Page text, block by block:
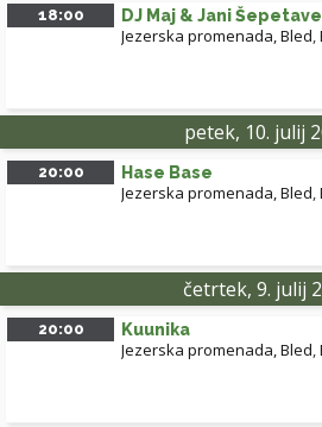
18:00 DJ Maj & Jani
Jezerska promenada, Bled,
petek, 10. julij
20:00 Hase Base
Jezerska promenada, Bled,
četrtek, 9. julij
20:00 Kuunika
Jezerska promenada, Bled,